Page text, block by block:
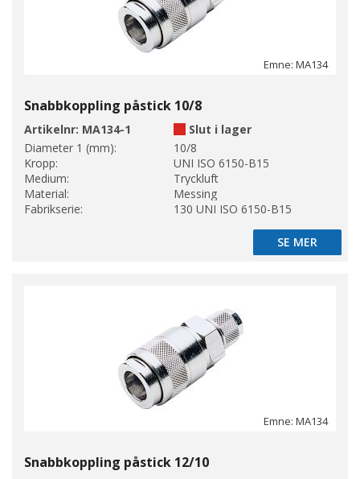
Emne: MA134
Snabbkoppling påstick 10/8
Artikelnr: MA134-1
Slut i lager
Diameter 1 (mm):
10/8
Kropp:
UNI ISO 6150-B15
Medium:
Tryckluft
Material:
Messing
Fabrikserie:
130 UNI ISO 6150-B15
SE MER
SE MER
Emne: MA134
Snabbkoppling påstick 12/10